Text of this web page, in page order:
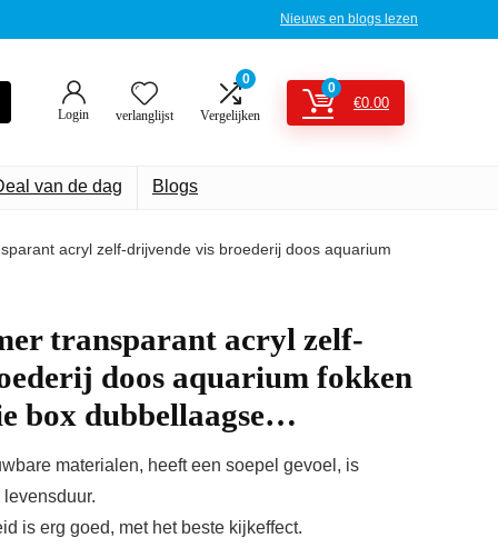
Nieuws en blogs lezen
Login verlanglijst
0
Vergelijken
0
€0.00
van de dag Blogs
acryl zelf-drijvende vis broederij doos aquarium
transparant acryl zelf-
doos aquarium fokken
box dubbellaagse…
materialen, heeft een soepel gevoel, is
is erg goed, met het beste kijkeffect.